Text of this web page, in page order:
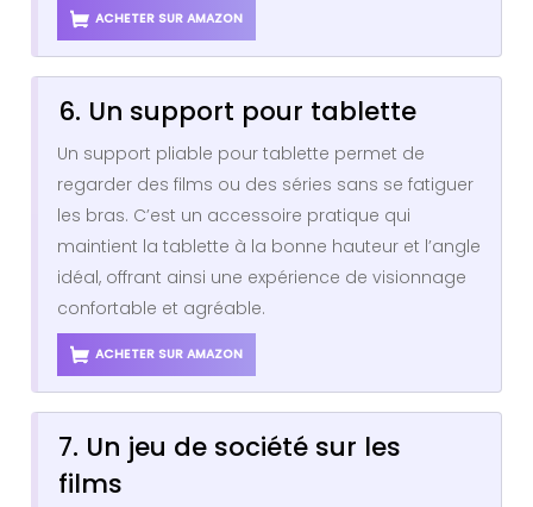
ACHETER SUR AMAZON
6. Un support pour tablette
Un support pliable pour tablette permet de
regarder des films ou des séries sans se fatiguer
les bras. C’est un accessoire pratique qui
maintient la tablette à la bonne hauteur et l’angle
idéal, offrant ainsi une expérience de visionnage
confortable et agréable.
ACHETER SUR AMAZON
7. Un jeu de société sur les
films